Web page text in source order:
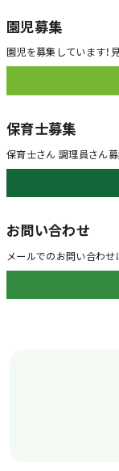
園児募集
園児を募集しています！
保育士募集
保育士さん 調理員さん募
お問い合わせ
メールでのお問い合わせ